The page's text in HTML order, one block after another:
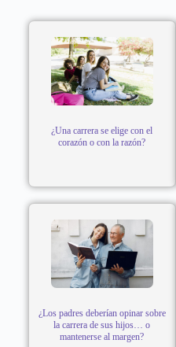
¿Una carrera se elige con el
corazón o con la razón?
¿Los padres deberían opinar sobre
la carrera de sus hijos… o
mantenerse al margen?